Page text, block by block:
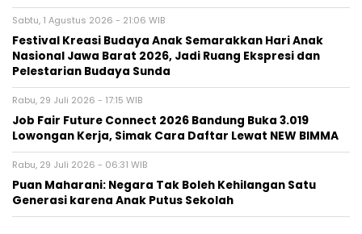
Sabtu, 1 Agustus 2026 - 21:06 WIB
Festival Kreasi Budaya Anak Semarakkan Hari Anak
Nasional Jawa Barat 2026, Jadi Ruang Ekspresi dan
Pelestarian Budaya Sunda
Rabu, 29 Juli 2026 - 17:15 WIB
Job Fair Future Connect 2026 Bandung Buka 3.019
Lowongan Kerja, Simak Cara Daftar Lewat NEW BIMMA
Rabu, 29 Juli 2026 - 06:31 WIB
Puan Maharani: Negara Tak Boleh Kehilangan Satu
Generasi karena Anak Putus Sekolah